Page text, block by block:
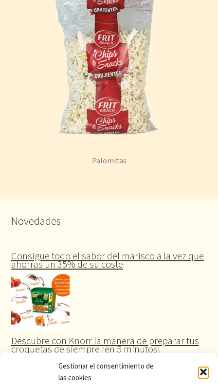
Gestionar el consentimiento de
las cookies
Palomitas
Novedades
Consigue todo el sabor del marisco a la vez que
ahorras un 35% de su coste
Descubre con Knorr la manera de preparar tus
croquetas de siempre ¡en 5 minutos!